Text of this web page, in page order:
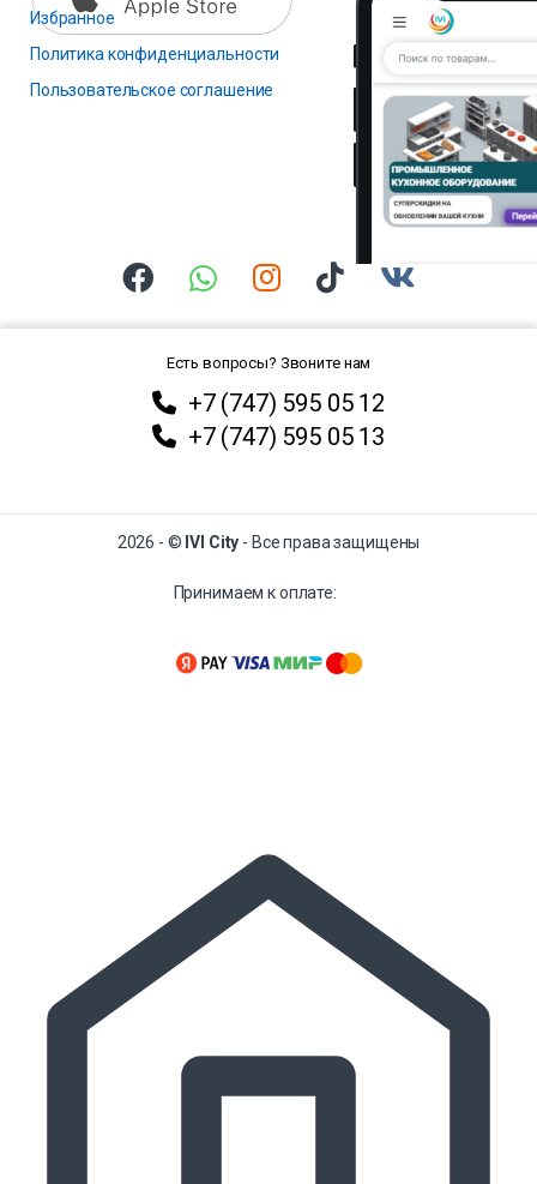
Избранное
Политика конфиденциальности
Пользовательское соглашение
Есть вопросы? Звоните нам
+7 (747) 595 05 12
+7 (747) 595 05 13
2026 - © IVI City - Все права защищены
Принимаем к оплате: